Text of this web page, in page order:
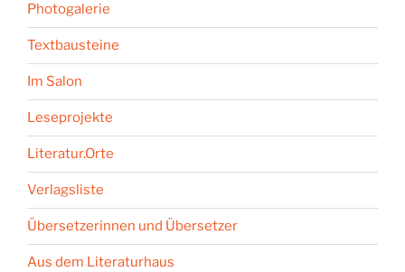
Photogalerie
Textbausteine
Im Salon
Leseprojekte
Literatur.Orte
Verlagsliste
Übersetzerinnen und Übersetzer
Aus dem Literaturhaus